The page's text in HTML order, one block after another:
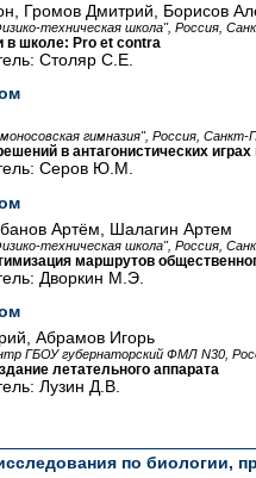
Громов Дмитрий, Борисов
техническая школа", Россия,
в школе: Pro et contra
Столяр С.Е.
гимназия", Россия, Санкт-
в антагонистических
Серов Ю.М.
Артём, Шалагин Артем
техническая школа", Россия,
маршрутов
Дворкин М.Э.
Абрамов Игорь
ГБОУ губернаторский ФМЛ N30,
летательного аппарата
Лузин Д.В.
по биологии,